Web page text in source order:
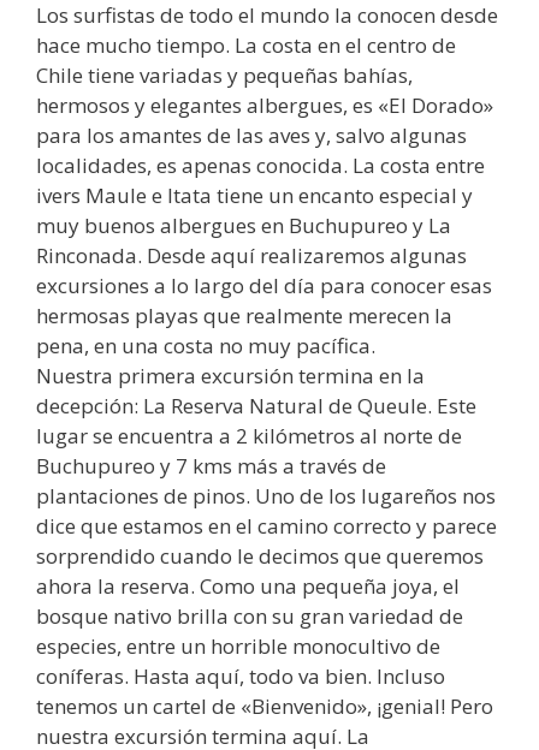
Los surfistas de todo el mundo la conocen desde
hace mucho tiempo. La costa en el centro de
Chile tiene variadas y pequeñas bahías,
hermosos y elegantes albergues, es «El Dorado»
para los amantes de las aves y, salvo algunas
localidades, es apenas conocida. La costa entre
ivers Maule e Itata tiene un encanto especial y
muy buenos albergues en Buchupureo y La
Rinconada. Desde aquí realizaremos algunas
excursiones a lo largo del día para conocer esas
hermosas playas que realmente merecen la
pena, en una costa no muy pacífica.
Nuestra primera excursión termina en la
decepción: La Reserva Natural de Queule. Este
lugar se encuentra a 2 kilómetros al norte de
Buchupureo y 7 kms más a través de
plantaciones de pinos. Uno de los lugareños nos
dice que estamos en el camino correcto y parece
sorprendido cuando le decimos que queremos
ahora la reserva. Como una pequeña joya, el
bosque nativo brilla con su gran variedad de
especies, entre un horrible monocultivo de
coníferas. Hasta aquí, todo va bien. Incluso
tenemos un cartel de «Bienvenido», ¡genial! Pero
nuestra excursión termina aquí. La